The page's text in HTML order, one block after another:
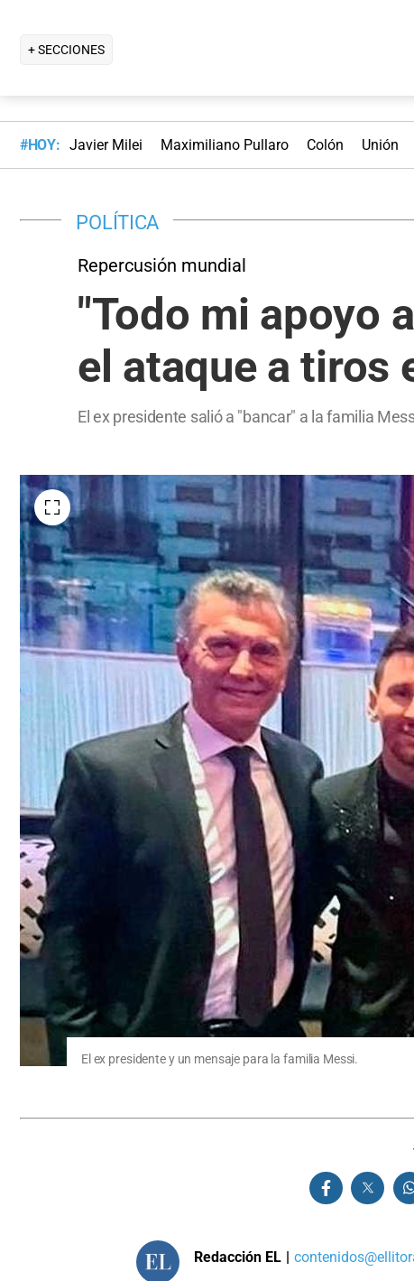
+ SECCIONES
#HOY: Javier Milei Maximiliano Pullaro Colón Unión
POLÍTICA
Repercusión mundial
"Todo mi apoyo
el ataque a tiros
El ex presidente salió a "bancar" a la familia
El ex presidente y un mensaje para la familia Messi.
Redacción EL |